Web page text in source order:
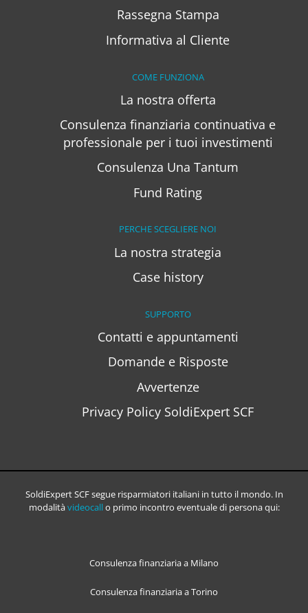
Rassegna Stampa
Informativa al Cliente
COME FUNZIONA
La nostra offerta
Consulenza finanziaria continuativa e
professionale per i tuoi investimenti
Consulenza Una Tantum
Fund Rating
PERCHE SCEGLIERE NOI
La nostra strategia
Case history
SUPPORTO
Contatti e appuntamenti
Domande e Risposte
Avvertenze
Privacy Policy SoldiExpert SCF
SoldiExpert SCF segue risparmiatori italiani in tutto il mondo. In
modalitàvideocallo primo incontro eventuale di persona qui:
Consulenza finanziaria a Milano
Consulenza finanziaria a Torino